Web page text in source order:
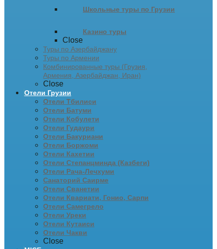
Школьные туры по Грузии
Казино туры
Close
Туры по Азербайджану
Туры по Армении
Комбинированные туры (Грузия,
Армения, Азербайджан, Иран)
Close
Отели Грузии
Отели Тбилиси
Отели Батуми
Отели Кобулети
Отели Гудаури
Отели Бакуриани
Отели Боржоми
Отели Кахетии
Отели Степанцминда (Казбеги)
Отели Рача-Лечхуми
Санаторий Саирме
Отели Сванетии
Отели Квариати, Гонио, Сарпи
Отели Самегрело
Отели Уреки
Отели Кутаиси
Отели Чакви
Close